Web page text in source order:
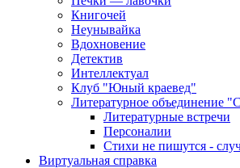
Книгочей
Неунывайка
Вдохновение
Детектив
Интеллектуал
Клуб "Юный краевед"
Литературное объединение
Литературные встречи
Персоналии
Стихи не пишутся -
Виртуальная справка